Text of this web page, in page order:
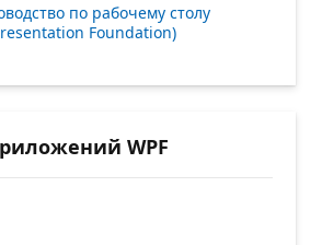
по рабочему столу
Foundation)
WPF